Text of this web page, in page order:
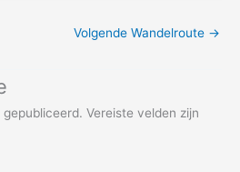
Volgende Wandelroute →
Vereiste velden zijn